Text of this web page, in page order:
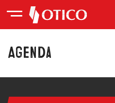
Agenda